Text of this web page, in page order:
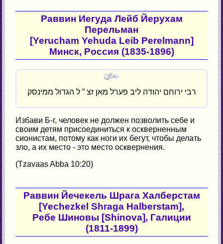
Раввин Иегуда Лейб Йерухам
Перельман
[Yerucham Yehuda Leib Perelmann]
Минск, Россия (1835-1896)
רבי ירוחם יהודה ליב פערל מאן זצ ” ל הגדול ממינסק
Избави Б-г, человек не должен позволить себе и
своим детям присоединиться к оскверненным
сионистам, потому как ноги их бегут, чтобы делать
зло, а их место - это место осквернения.
(Tzavaas Abba 10:20)
Раввин Йечекель Шрага Халберстам
[Yechezkel Shraga Halberstam],
Ребе Шиновы [Shinova], Галиции
(1811-1899)